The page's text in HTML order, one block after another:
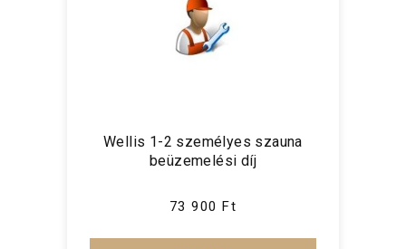
Wellis 1-2 személyes szauna
beüzemelési díj
73 900 Ft